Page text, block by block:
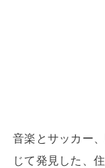
音楽とサッカー
じて発見した、